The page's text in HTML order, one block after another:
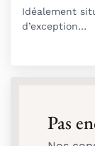
Idéalement
d’exception…
Pas